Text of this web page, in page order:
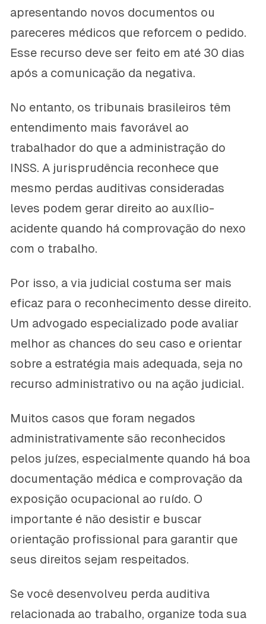
apresentando novos documentos ou
pareceres médicos que reforcem o pedido.
Esse recurso deve ser feito em até 30 dias
após a comunicação da negativa.
No entanto, os tribunais brasileiros têm
entendimento mais favorável ao
trabalhador do que a administração do
INSS. A jurisprudência reconhece que
mesmo perdas auditivas consideradas
leves podem gerar direito ao auxílio-
acidente quando há comprovação do nexo
com o trabalho.
Por isso, a via judicial costuma ser mais
eficaz para o reconhecimento desse direito.
Um advogado especializado pode avaliar
melhor as chances do seu caso e orientar
sobre a estratégia mais adequada, seja no
recurso administrativo ou na ação judicial.
Muitos casos que foram negados
administrativamente são reconhecidos
pelos juízes, especialmente quando há boa
documentação médica e comprovação da
exposição ocupacional ao ruído. O
importante é não desistir e buscar
orientação profissional para garantir que
seus direitos sejam respeitados.
Se você desenvolveu perda auditiva
relacionada ao trabalho, organize toda sua